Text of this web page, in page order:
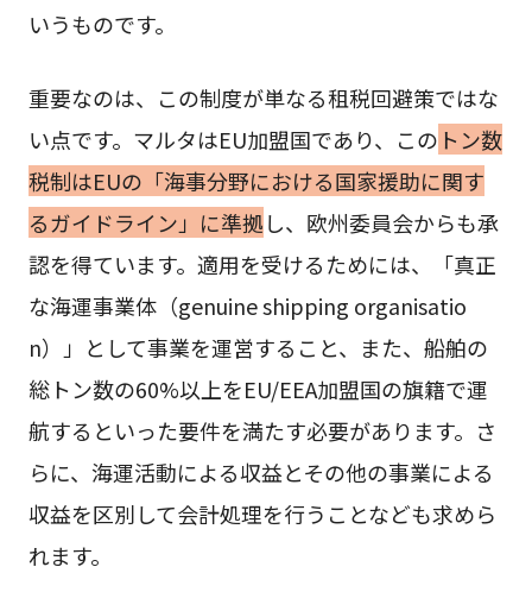
いうものです。
重要なのは、この制度が単なる租税回避策ではな
い点です。マルタはEU加盟国であり、この トン数
税制はEUの「海事分野における国家援助に関す
るガイドライン」に準拠し、欧州委員会からも承
認を得ています。適用を受けるためには、「真正
な海運事業体（genuine shipping organisatio
n）」として事業を運営すること、また、船舶の
総トン数の60%以上をEU/EEA加盟国の旗籍で運
航するといった要件を満たす必要があります。さ
らに、海運活動による収益とその他の事業による
収益を区別して会計処理を行うことなども求めら
れます。